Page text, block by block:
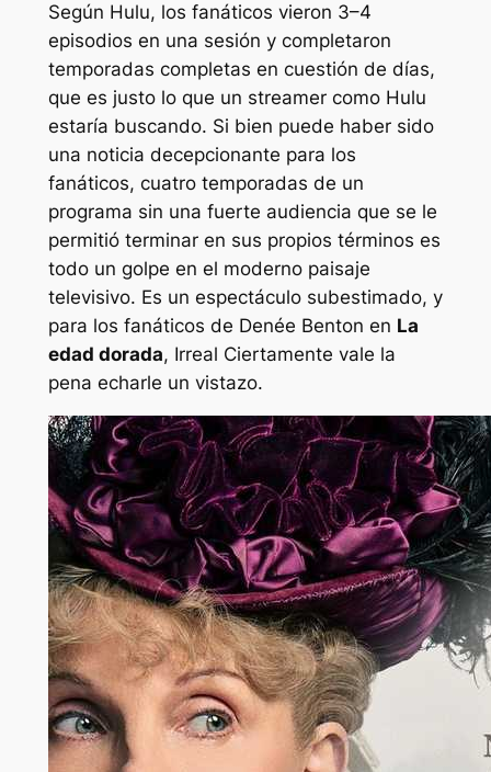
Según Hulu, los fanáticos vieron 3–4
episodios en una sesión y completaron
temporadas completas en cuestión de días,
que es justo lo que un streamer como Hulu
estaría buscando. Si bien puede haber sido
una noticia decepcionante para los
fanáticos, cuatro temporadas de un
programa sin una fuerte audiencia que se le
permitió terminar en sus propios términos es
todo un golpe en el moderno paisaje
televisivo. Es un espectáculo subestimado, y
para los fanáticos de Denée Benton en La
edad dorada, Irreal Ciertamente vale la
pena echarle un vistazo.